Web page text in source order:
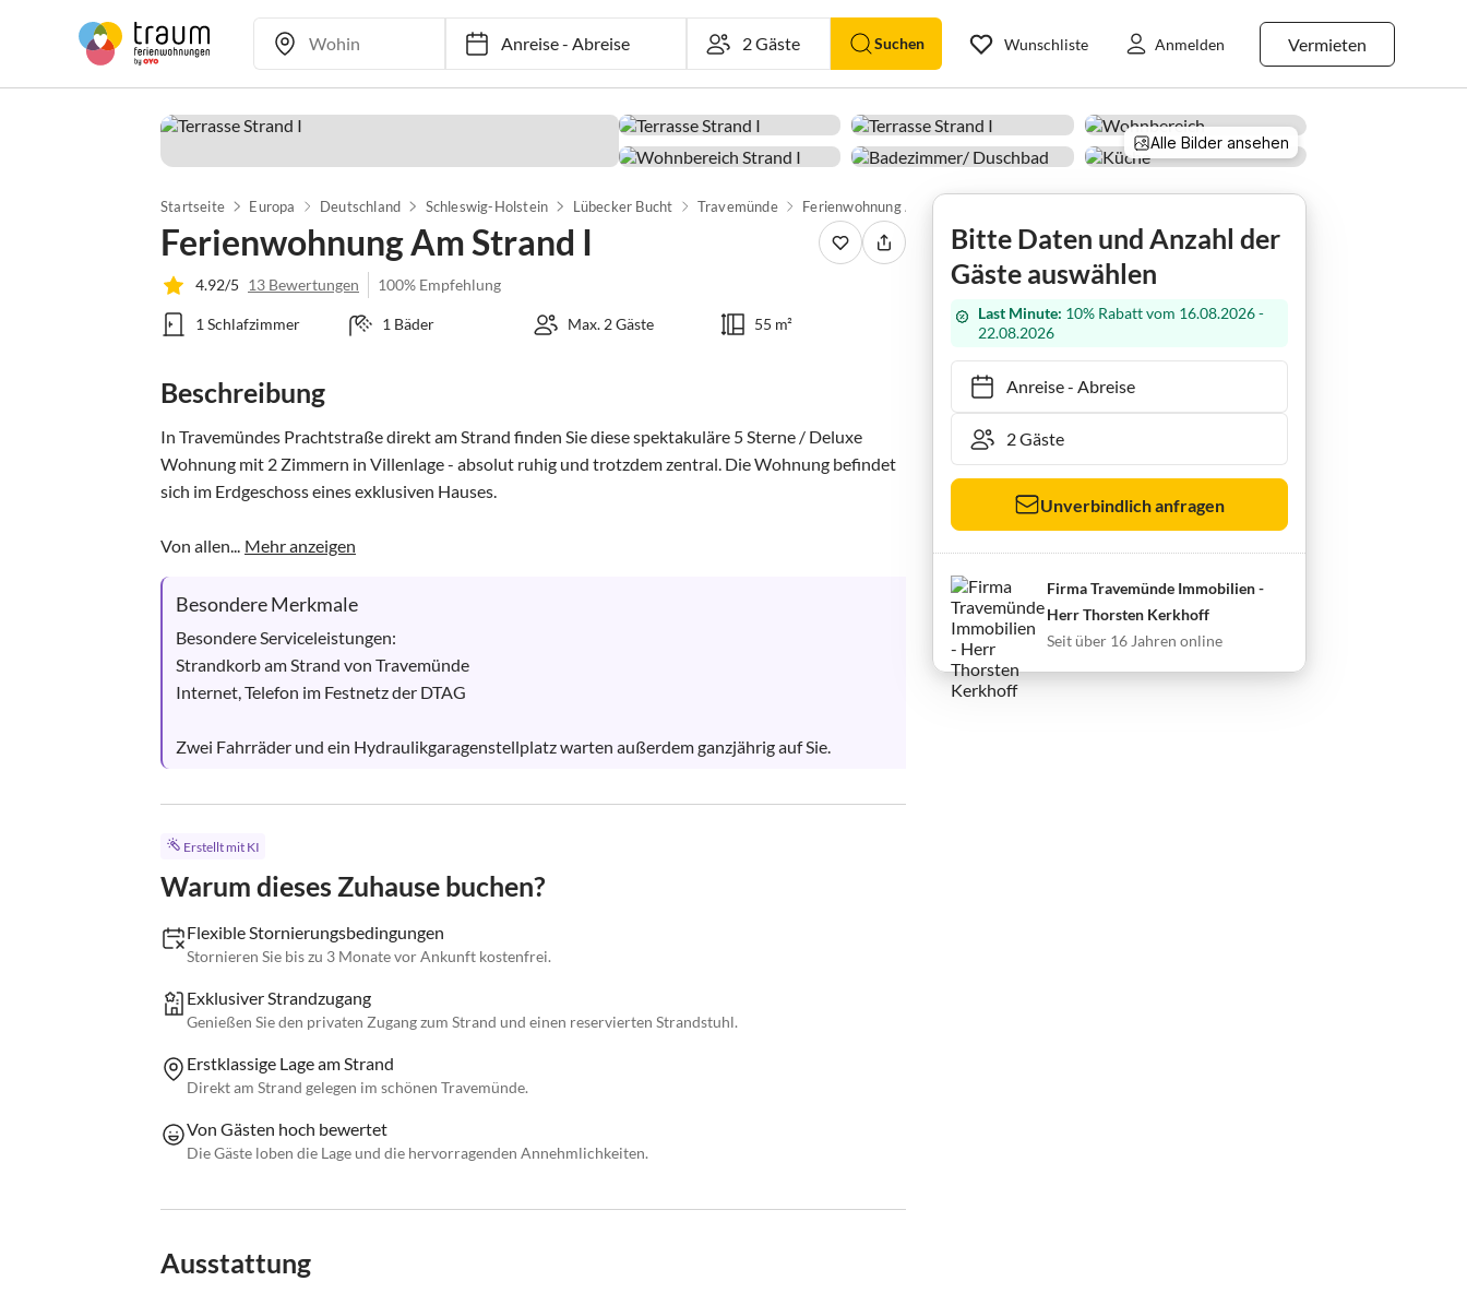
Anreise-Abreise Suchen Vermieten
Wunschliste Anmelden
Alle Bilder ansehen
Startseite Europa Deutschland Schleswig-Holstein Lübecker Bucht Travemünde Ferienwohnung Am Strand I
Ferienwohnung Am Strand I
4.92/5 13 Bewertungen 100% Empfehlung
1 Schlafzimmer 1 Bäder Max. 2 Gäste 55 m²
Beschreibung
In Travemündes Prachtstraße direkt am Strand finden Sie diese spektakuläre 5 Sterne / Deluxe
Wohnung mit 2 Zimmern in Villenlage - absolut ruhig und trotzdem zentral. Die Wohnung befindet
sich im Erdgeschoss eines exklusiven Hauses.
Von allen... Mehr anzeigen
Besondere Merkmale
Besondere Serviceleistungen:
Strandkorb am Strand von Travemünde
Internet, Telefon im Festnetz der DTAG
Zwei Fahrräder und ein Hydraulikgaragenstellplatz warten außerdem ganzjährig auf Sie.
Erstellt mit KI
Warum dieses Zuhause buchen?
Flexible Stornierungsbedingungen
Stornieren Sie bis zu 3 Monate vor Ankunft kostenfrei.
Exklusiver Strandzugang
Genießen Sie den privaten Zugang zum Strand und einen reservierten Strandstuhl.
Erstklassige Lage am Strand
Direkt am Strand gelegen im schönen Travemünde.
Von Gästen hoch bewertet
Die Gäste loben die Lage und die hervorragenden Annehmlichkeiten.
Ausstattung
Bitte Daten und Anzahl der
Gäste auswählen
Last Minute: 10% Rabatt vom 16.08.2026 -
22.08.2026
Anreise- Abreise
Unverbindlich anfragen
Firma Travemünde Immobilien -
Herr Thorsten Kerkhoff
Seit über 16 Jahren online